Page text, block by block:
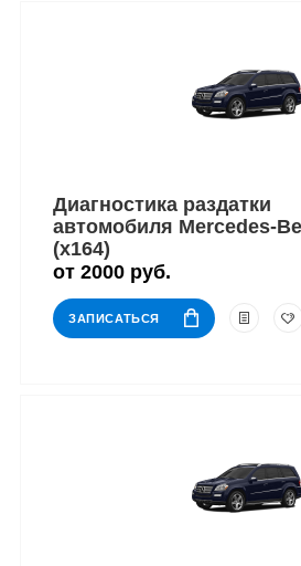
Диагностика раздатки
автомобиля Mercedes-
(x164)
от 2000 руб.
ЗАПИСАТЬСЯ